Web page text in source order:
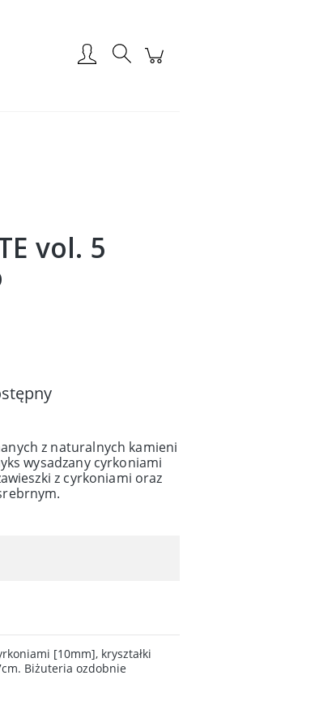
vol. 5
z naturalnych kamieni
wysadzany cyrkoniami
z cyrkoniami oraz
[10mm], kryształki
Biżuteria ozdobnie